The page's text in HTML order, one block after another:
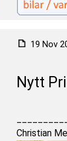
19 Nov
Nytt
Christian